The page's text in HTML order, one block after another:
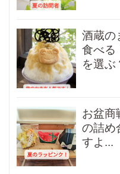
酒蔵の
食べる
を選ぶ
お盆商
の詰め
すよ...